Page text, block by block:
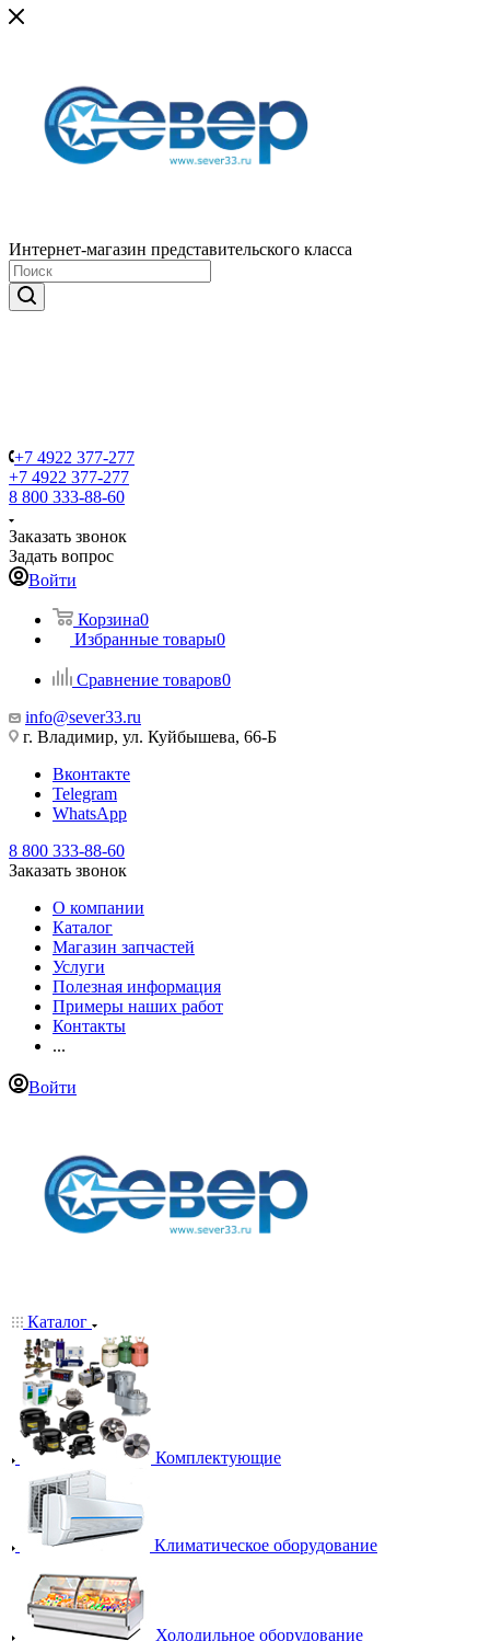
Интернет-магазин представительского класса
+7 4922 377-277
+7 4922 377-277
8 800 333-88-60
Заказать звонок
Задать вопрос
Войти
Корзина0
Избранные товары0
Сравнение товаров0
info@sever33.ru
г. Владимир, ул. Куйбышева, 66-Б
Вконтакте
Telegram
WhatsApp
8 800 333-88-60
Заказать звонок
О компании
Каталог
Магазин запчастей
Услуги
Полезная информация
Примеры наших работ
Контакты
...
Войти
Каталог
Комплектующие
Климатическое оборудование
Холодильное оборудование